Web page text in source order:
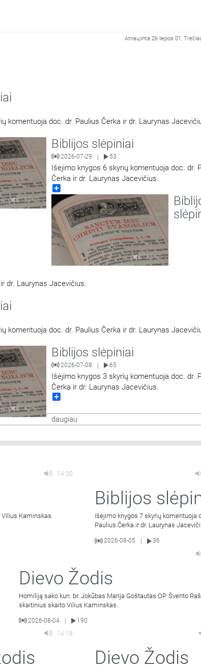
Atnaujinta 26 liepos 01,
komentuoja doc. dr. Paulius Čerka ir dr. Laurynas
39:03
Biblijos slėpiniai
2026-07-29 | 53
Išėjimo knygos 6 skyrių komentuoja doc. dr.
Čerka ir dr. Laurynas Jacevičius.
36:50
dr. Laurynas Jacevičius.
komentuoja doc. dr. Paulius Čerka ir dr. Laurynas
42:51
Biblijos slėpiniai
2026-07-08 | 65
Išėjimo knygos 3 skyrių komentuoja doc. dr.
Čerka ir dr. Laurynas Jacevičius.
daugiau
14:00
Kaminskas.
Biblijos
Išėjimo knygos 7 skyrių komentuoja
Paulius Čerka ir dr. Laurynas
2026-08-05
36
Dievo Žodis
Homiliją sako kun. br. Jokūbas Marija Goštautas OP. Švento
skaitinius skaito Vilius Kaminskas.
2026-08-04
190
14:18
Dievo Žodis